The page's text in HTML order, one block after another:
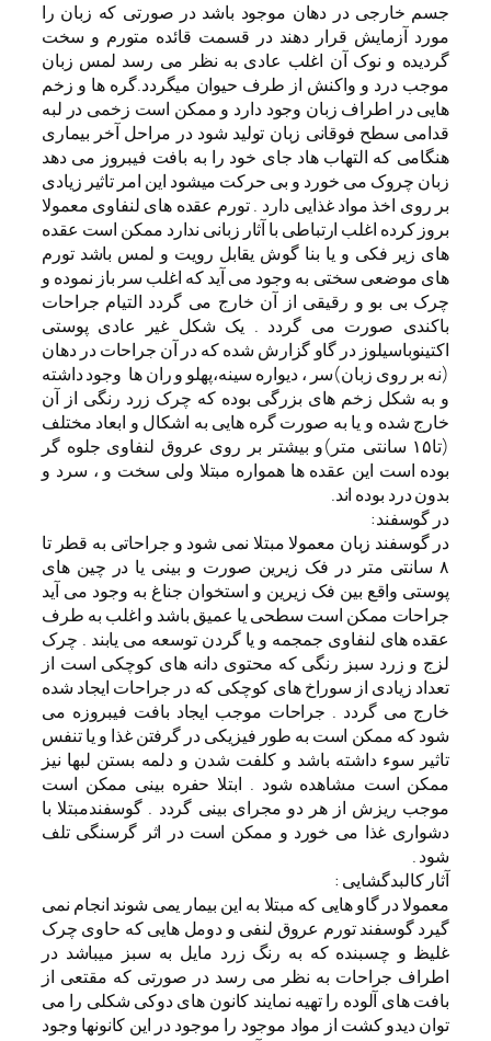
جسم خارجی در دهان موجود باشد در صورتی که زبان را
مورد آزمایش قرار دهند در قسمت قائده متورم و سخت
گردیده و نوک آن اغلب عادی به نظر می رسد لمس زبان
موجب درد و واکنش از طرف حیوان میگردد.گره ها و زخم
هایی در اطراف زبان وجود دارد و ممکن است زخمی در لبه
قدامی سطح فوقانی زبان تولید شود در مراحل آخر بیماری
هنگامی که التهاب هاد جای خود را به بافت فیبروز می دهد
زبان چروک می خورد و بی حرکت میشود این امر تاثیر زیادی
بر روی اخذ مواد غذایی دارد . تورم عقده های لنفاوی معمولا
بروز کرده اغلب ارتباطی با آثار زبانی ندارد ممکن است عقده
های زیر فکی و یا بنا گوش یقابل رویت و لمس باشد تورم
های موضعی سختی به وجود می آید که اغلب سر باز نموده و
چرک بی بو و رقیقی از آن خارج می گردد التیام جراحات
باکندی صورت می گردد . یک شکل غیر عادی پوستی
اکتینوباسیلوز در گاو گزارش شده که در آن جراحات در دهان
(نه بر روی زبان)سر ، دیواره سینه،پهلو و ران ها وجود داشته
و به شکل زخم های بزرگی بوده که چرک زرد رنگی از آن
خارج شده و یا به صورت گره هایی به اشکال و ابعاد مختلف
(تا۱۵ سانتی متر)و بیشتر بر روی عروق لنفاوی جلوه گر
بوده است این عقده ها همواره مبتلا ولی سخت و ، سرد و
بدون درد بوده اند.
در گوسفند:
در گوسفند زبان معمولا مبتلا نمی شود و جراحاتی به قطر تا
۸ سانتی متر در فک زیرین صورت و بینی یا در چین های
پوستی واقع بین فک زیرین و استخوان جناغ به وجود می آید
جراحات ممکن است سطحی یا عمیق باشد و اغلب به طرف
عقده های لنفاوی جمجمه و یا گردن توسعه می یابند . چرک
لزج و زرد سبز رنگی که محتوی دانه های کوچکی است از
تعداد زیادی از سوراخ های کوچکی که در جراحات ایجاد شده
خارج می گردد . جراحات موجب ایجاد بافت فیبروزه می
شود که ممکن است به طور فیزیکی در گرفتن غذا و یا تنفس
تاثیر سوء داشته باشد و کلفت شدن و دلمه بستن لبها نیز
ممکن است مشاهده شود . ابتلا حفره بینی ممکن است
موجب ریزش از هر دو مجرای بینی گردد . گوسفندمبتلا با
دشواری غذا می خورد و ممکن است در اثر گرسنگی تلف
شود .
آثار کالبدگشایی :
معمولا در گاو هایی که مبتلا به این بیمار یمی شوند انجام نمی
گیرد گوسفند تورم عروق لنفی و دومل هایی که حاوی چرک
غلیظ و چسبنده که به رنگ زرد مایل به سبز میباشد در
اطراف جراحات به نظر می رسد در صورتی که مقتعی از
بافت های آلوده را تهیه نمایند کانون های دوکی شکلی را می
توان دیدو کشت از مواد موجود را موجود در این کانونها وجود